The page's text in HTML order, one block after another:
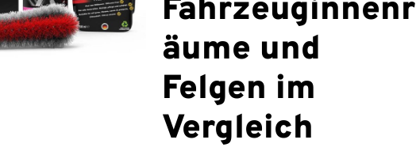
Fahrzeuginnenr
äume und
Felgen im
Vergleich